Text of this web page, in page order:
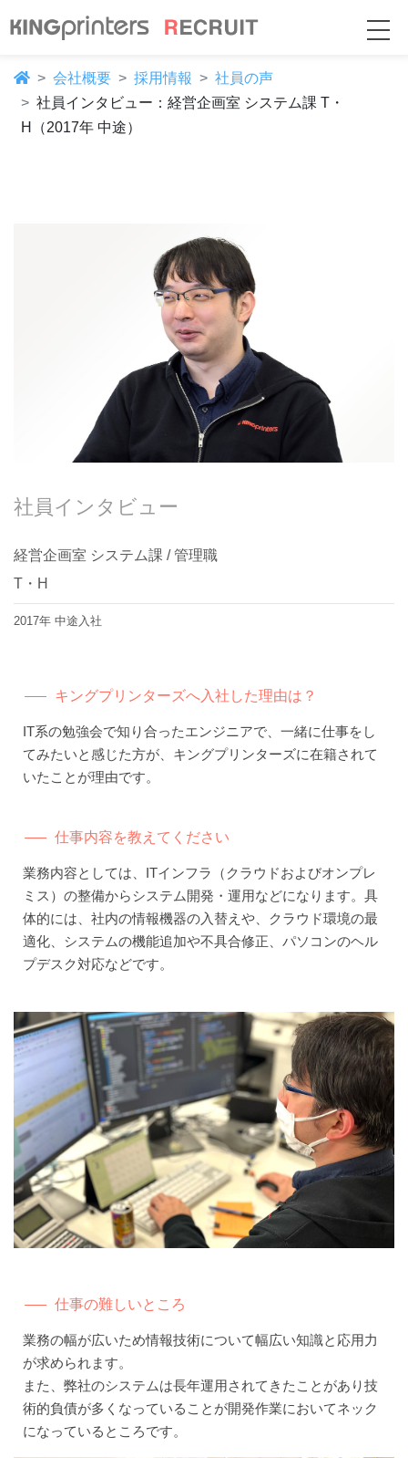
会社概要 採用情報
社員の声
社員インタビュー：経営企画室 システム課 T・
H（2017年 中途）
社員インタビュー
経営企画室 システム課 / 管理職
T・H
2017年 中途入社
キングプリンターズへ入社した理由は？
IT系の勉強会で知り合ったエンジニアで、一緒に仕事をし
てみたいと感じた方が、キングプリンターズに在籍されて
いたことが理由です。
仕事内容を教えてください
業務内容としては、ITインフラ（クラウドおよびオンプレ
ミス）の整備からシステム開発・運用などになります。具
体的には、社内の情報機器の入替えや、クラウド環境の最
適化、システムの機能追加や不具合修正、パソコンのヘル
プデスク対応などです。
仕事の難しいところ
業務の幅が広いため情報技術について幅広い知識と応用力
が求められます。
また、弊社のシステムは長年運用されてきたことがあり技
術的負債が多くなっていることが開発作業においてネック
になっているところです。